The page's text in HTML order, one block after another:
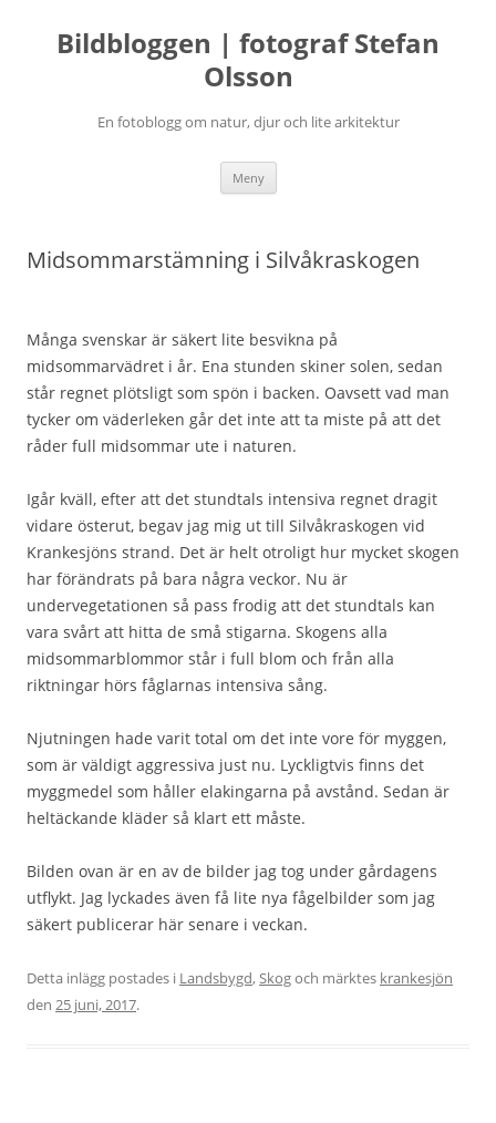
Bildbloggen | fotograf Stefan
Olsson
En fotoblogg om natur, djur och lite arkitektur
Meny Hoppa
innehåll
Midsommarstämning i Silvåkraskogen
Många svenskar är säkert lite besvikna på
midsommarvädret i år. Ena stunden skiner solen, sedan
står regnet plötsligt som spön i backen. Oavsett vad man
tycker om väderleken går det inte att ta miste på att det
råder full midsommar ute i naturen.
Igår kväll, efter att det stundtals intensiva regnet dragit
vidare österut, begav jag mig ut till Silvåkraskogen vid
Krankesjöns strand. Det är helt otroligt hur mycket skogen
har förändrats på bara några veckor. Nu är
undervegetationen så pass frodig att det stundtals kan
vara svårt att hitta de små stigarna. Skogens alla
midsommarblommor står i full blom och från alla
riktningar hörs fåglarnas intensiva sång.
Njutningen hade varit total om det inte vore för myggen,
som är väldigt aggressiva just nu. Lyckligtvis finns det
myggmedel som håller elakingarna på avstånd. Sedan är
heltäckande kläder så klart ett måste.
Bilden ovan är en av de bilder jag tog under gårdagens
utflykt. Jag lyckades även få lite nya fågelbilder som jag
säkert publicerar här senare i veckan.
Detta inlägg postades i Landsbygd,Skogoch märktes krankesjön
den 25 juni, 2017.